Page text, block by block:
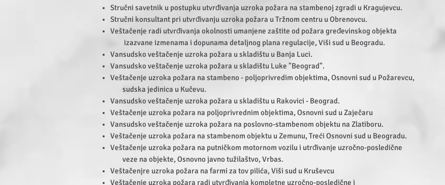
Stručni savetnik u postupku utvrđivanja uzroka požara na stambenoj zgradi u Kragujevcu.
Stručni konsultant pri utvrđivanju uzroka požara u Tržnom centru u Obrenovcu.
Veštačenje radi utvrđivanja okolnosti umanjene zaštite od požara gređevinskog objekta
izazvane izmenama i dopunama detaljnog plana regulacije, Viši sud u Beogradu.
Vansudsko veštačenje uzroka požara u skladištu u Banja Luci.
Vansudsko veštačenje uzroka požara u skladištu Luke "Beograd".
Veštačenje uzroka požara na stambeno - poljoprivredim objektima, Osnovni sud u Požarevcu,
sudska jedinica u Kučevu.
Vansudsko veštačenje uzroka požara u skladištu u Rakovici - Beograd.
Veštačenje uzroka požara na poljoprivrednim objektima, Osnovni sud u Zaječaru
Vansudsko veštačenje uzroka požara na poslovno-stambenom objektu na Zlatiboru.
Veštačenje uzroka požara na stambenom objektu u Zemunu, Treći Osnovni sud u Beogradu.
Veštačenje uzroka požara na putničkom motornom vozilu i utrđivanje uzročno-posledične
veze na objekte, Osnovno javno tužilaštvo, Vrbas.
Veštačenjre uzroka požara na farmi za tov pilića, Viši sud u Kruševcu
Veštačenje uzroka požara radi utvrđivanja kompletne uzročno-posledične i